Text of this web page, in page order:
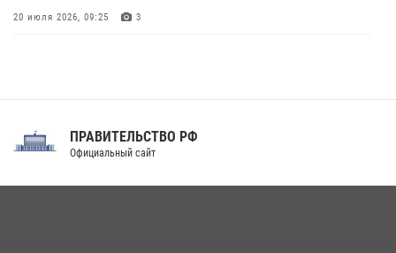
20 июля 2026, 09:25 3
Праздник «Один день с Росгвардией» к 105-летию Центрального
ПРАВИТЕЛЬСТВО РФ
Официальный сайт